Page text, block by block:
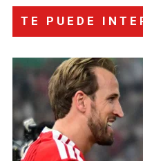
TE PUEDE